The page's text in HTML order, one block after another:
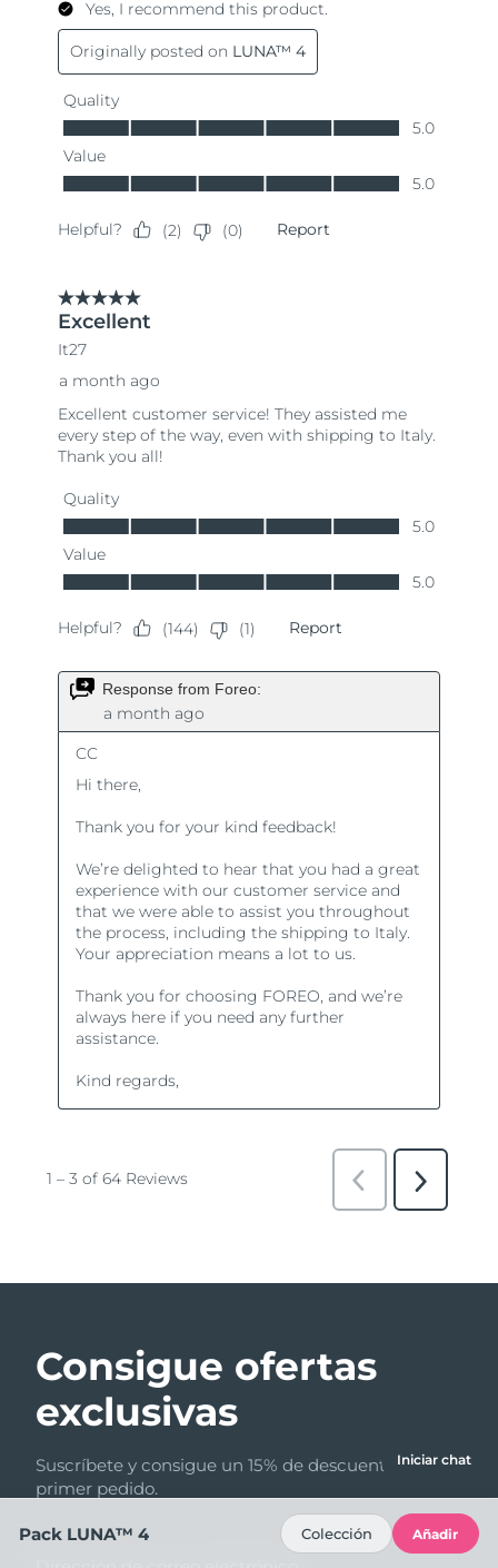
Consigue ofertas
exclusivas
Suscríbete y consigue un 15% de descuento en tu
primer pedido.
Iniciar chat
Pack LUNA™ 4 Colección Añadir